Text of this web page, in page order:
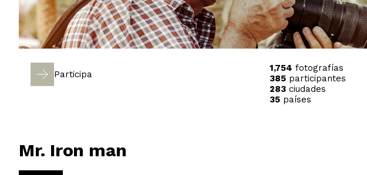
Participa
1,754 fotografías
385participantes
283ciudades
35países
Mr. Iron man